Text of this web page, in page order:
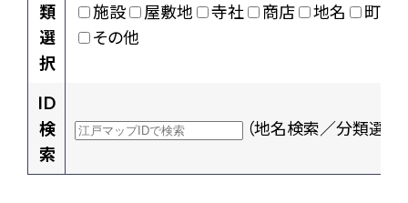
類
選
択
施設 屋敷地 寺社 商店 地名
町村
その他
ID
検
索
（地名検索／分類選択